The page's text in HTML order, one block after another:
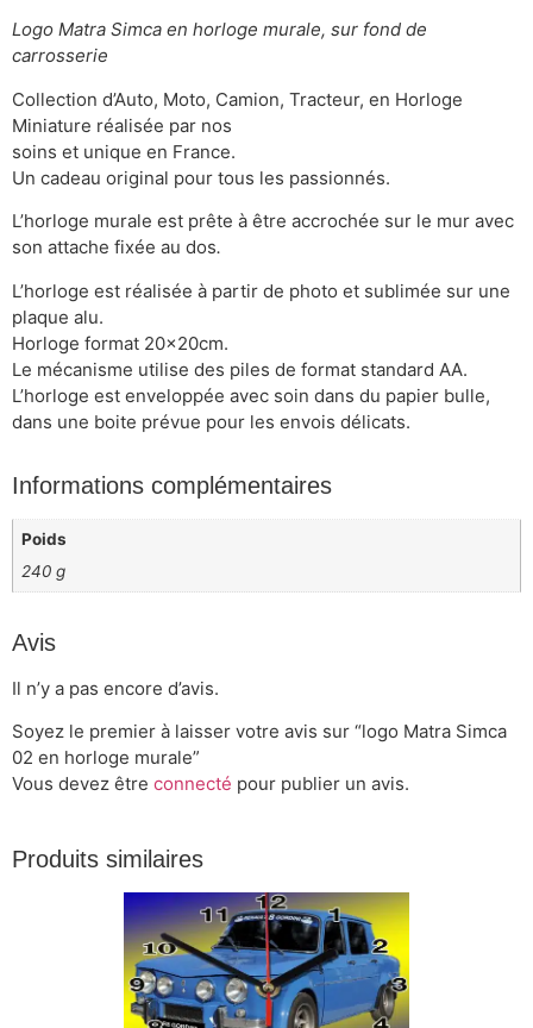
Logo Matra Simca en horloge murale, sur fond de
carrosserie
Collection d’Auto, Moto, Camion, Tracteur, en Horloge
Miniature réalisée par nos
soins et unique en France.
Un cadeau original pour tous les passionnés.
L’horloge murale est prête à être accrochée sur le mur avec
son attache fixée au dos.
L’horloge est réalisée à partir de photo et sublimée sur une
plaque alu.
Horloge format 20x20cm.
Le mécanisme utilise des piles de format standard AA.
L’horloge est enveloppée avec soin dans du papier bulle,
dans une boite prévue pour les envois délicats.
Informations complémentaires
Poids
240 g
Avis
Il n’y a pas encore d’avis.
Soyez le premier à laisser votre avis sur “logo Matra Simca
02 en horloge murale”
Vous devez être connecté pour publier un avis.
Produits similaires